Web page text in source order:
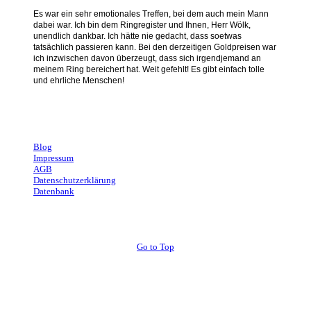
Es war ein sehr emotionales Treffen, bei dem auch mein Mann
dabei war. Ich bin dem Ringregister und Ihnen, Herr Wölk,
unendlich dankbar. Ich hätte nie gedacht, dass soetwas
tatsächlich passieren kann. Bei den derzeitigen Goldpreisen war
ich inzwischen davon überzeugt, dass sich irgendjemand an
meinem Ring bereichert hat. Weit gefehlt! Es gibt einfach tolle
und ehrliche Menschen!
Blog
Impressum
AGB
Datenschutzerklärung
Datenbank
Go to Top